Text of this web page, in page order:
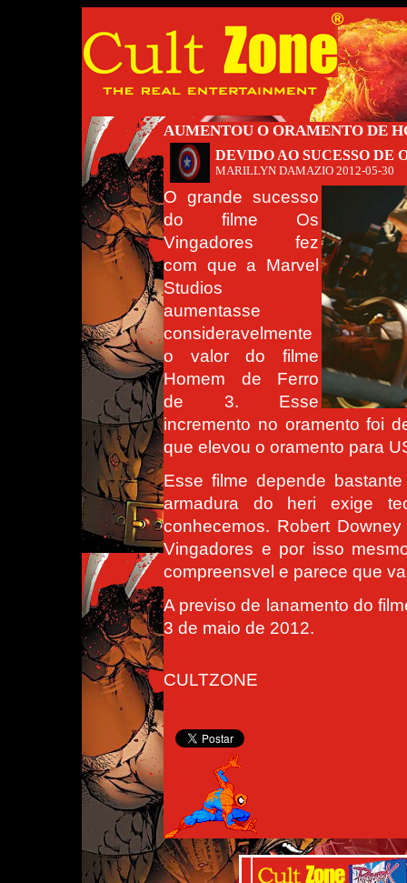
AUMENTOU O ORAMENTO DE
DEVIDO AO SUCESSO DE
MARILLYN DAMAZIO 2012-05-30
O grande sucesso
do filme Os
Vingadores fez
com que a Marvel
Studios
aumentasse
consideravelmente
o valor do filme
Homem de Ferro
de 3. Esse
incremento no oramento foi
que elevou o oramento para
Esse filme depende
armadura do heri exige
conhecemos. Robert
Vingadores e por isso
compreensvel e parece que
A previso de lanamento do
3 de maio de 2012.
CULTZONE